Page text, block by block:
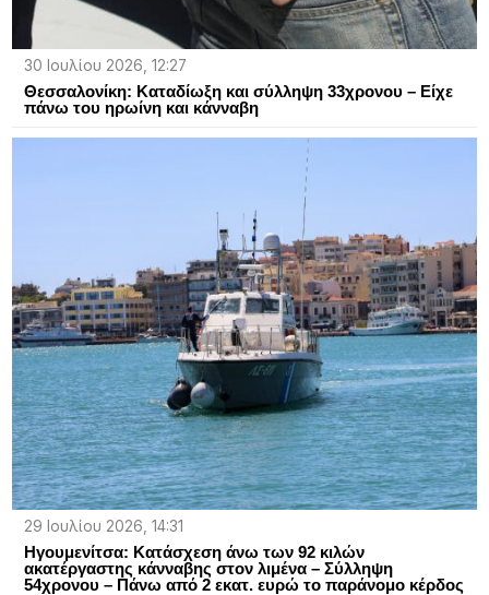
30 Ιουλίου 2026, 12:27
Θεσσαλονίκη: Καταδίωξη και σύλληψη 33χρονου – Είχε
πάνω του ηρωίνη και κάνναβη
29 Ιουλίου 2026, 14:31
Ηγουμενίτσα: Κατάσχεση άνω των 92 κιλών
ακατέργαστης κάνναβης στον λιμένα – Σύλληψη
54χρονου – Πάνω από 2 εκατ. ευρώ το παράνομο κέρδος